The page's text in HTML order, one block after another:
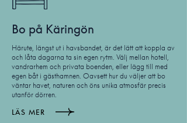
Bo på Käringön
Härute, längst ut i havsbandet, är det lätt att koppla av
och låta dagarna ta sin egen rytm. Välj mellan hotell,
vandrarhem och privata boenden, eller lägg till med
egen båt i gästhamnen. Oavsett hur du väljer att bo
väntar havet, naturen och öns unika atmosfär precis
utanför dörren.
LÄS MER